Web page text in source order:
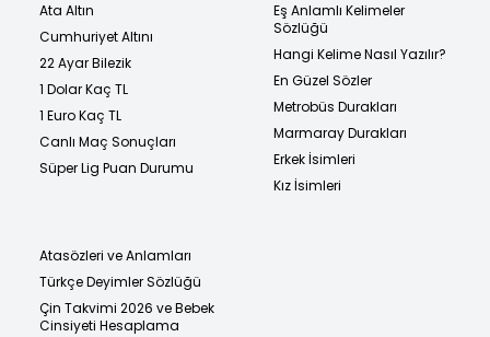
Ata Altın
Cumhuriyet Altını
22 Ayar Bilezik
1 Dolar Kaç TL
1 Euro Kaç TL
Canlı Maç Sonuçları
Süper Lig Puan Durumu
Eş Anlamlı Kelimeler
Sözlüğü
Hangi Kelime Nasıl Yazılır?
En Güzel Sözler
Metrobüs Durakları
Marmaray Durakları
Erkek İsimleri
Kız İsimleri
Atasözleri ve Anlamları
Türkçe Deyimler Sözlüğü
Çin Takvimi 2026 ve Bebek
Cinsiyeti Hesaplama